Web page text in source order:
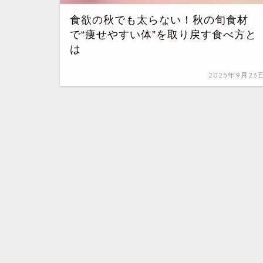
食欲の秋でも太らない！秋の旬食材
で“痩せやすい体”を取り戻す食べ方と
は
2025年9月23